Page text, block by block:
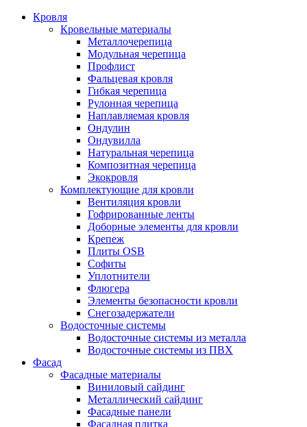
Кровля
Кровельные материалы
Металлочерепица
Модульная черепица
Профлист
Фальцевая кровля
Гибкая черепица
Рулонная черепица
Наплавляемая кровля
Ондулин
Ондувилла
Натуральная черепица
Композитная черепица
Экокровля
Комплектующие для кровли
Вентиляция кровли
Гофрированные ленты
Доборные элементы для кровли
Крепеж
Плиты OSB
Софиты
Уплотнители
Флюгера
Элементы безопасности кровли
Снегозадержатели
Водосточные системы
Водосточные системы из металла
Водосточные системы из ПВХ
Фасад
Фасадные материалы
Виниловый сайдинг
Металлический сайдинг
Фасадные панели
Фасадная плитка